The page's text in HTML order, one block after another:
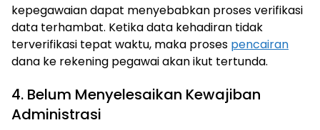
kepegawaian dapat menyebabkan proses verifikasi
data terhambat. Ketika data kehadiran tidak
terverifikasi tepat waktu, maka proses pencairan
dana ke rekening pegawai akan ikut tertunda.
4. Belum Menyelesaikan Kewajiban
Administrasi